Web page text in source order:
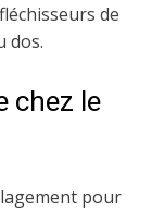
de
dos.
chez le
pour